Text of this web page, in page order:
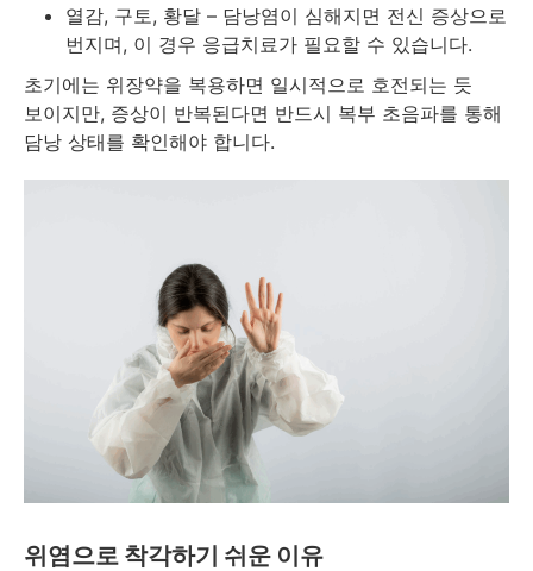
열감, 구토, 황달 – 담낭염이 심해지면 전신 증상으로
번지며, 이 경우 응급치료가 필요할 수 있습니다.
초기에는 위장약을 복용하면 일시적으로 호전되는 듯
보이지만, 증상이 반복된다면 반드시 복부 초음파를 통해
담낭 상태를 확인해야 합니다.
위염으로 착각하기 쉬운 이유